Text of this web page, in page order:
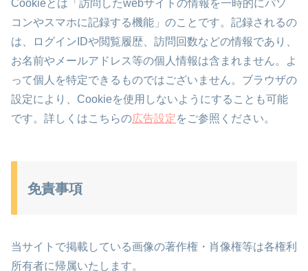
Cookieとは「訪問したwebサイトの情報を一時的にパソ
コンやスマホに記録する機能」のことです。記録されるの
は、ログインIDや閲覧履歴、訪問回数などの情報であり、
お名前やメールアドレス等の個人情報は含まれません。よ
って個人を特定できるものではございません。ブラウザの
設定により、Cookieを使用しないようにすることも可能
です。詳しくはこちらの広告設定 をご参照ください。
免責事項
当サイトで掲載している画像の著作権・肖像権等は各権利
所有者に帰属いたします。